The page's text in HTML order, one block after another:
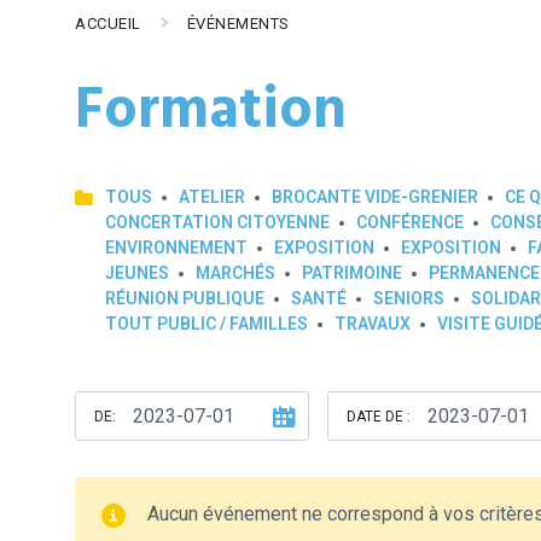
ACCUEIL ÉVÉNEMENTS
Formation
TOUS ATELIER BROCANTE VIDE-GRENIER CE
CONCERTATION CITOYENNE
CONFÉRENCE
ENVIRONNEMENT
EXPOSITION EXPOSITION
JEUNES
MARCHÉS PATRIMOINE
RÉUNION PUBLIQUE
SANTÉ SENIORS
TOUT PUBLIC / FAMILLES
TRAVAUX VISITE
DE: DATE DE :
Aucun événement ne correspond à vos